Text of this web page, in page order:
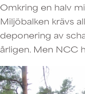
Omkring en halv
Miljöbalken krävs
deponering av
årligen. Men NCC